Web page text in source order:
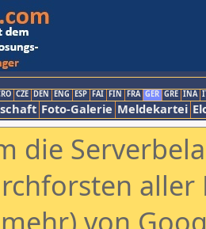
CZE DEN ENG ESP FAI FIN FRA GER GRE INA
Foto-Galerie Meldekartei
die
aller